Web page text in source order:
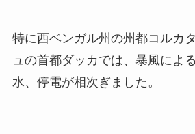
特に西ベンガル州の州都コルカ
ュの首都ダッカでは、暴風によ
水、停電が相次ぎました。